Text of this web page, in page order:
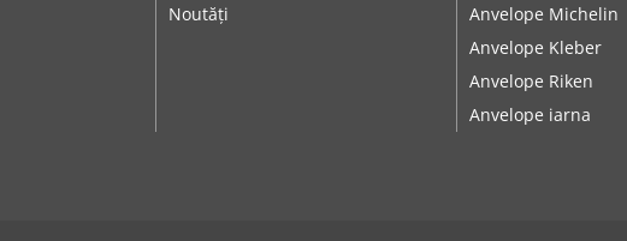
Noutăți
Anvelope Michelin
Anvelope Kleber
Anvelope Riken
Anvelope iarna